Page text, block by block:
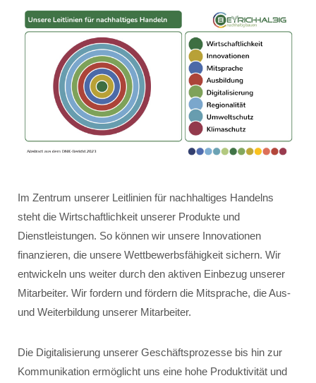
Im Zentrum unserer Leitlinien für nachhaltiges Handelns
steht die Wirtschaftlichkeit unserer Produkte und
Dienstleistungen. So können wir unsere Innovationen
finanzieren, die unsere Wettbewerbsfähigkeit sichern. Wir
entwickeln uns weiter durch den aktiven Einbezug unserer
Mitarbeiter. Wir fordern und fördern die Mitsprache, die Aus-
und Weiterbildung unserer Mitarbeiter.
Die Digitalisierung unserer Geschäftsprozesse bis hin zur
Kommunikation ermöglicht uns eine hohe Produktivität und